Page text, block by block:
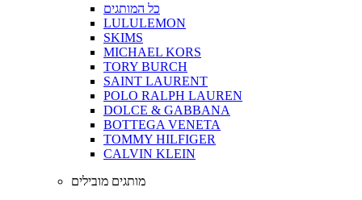
כל המותגים
LULULEMON
SKIMS
MICHAEL KORS
TORY BURCH
SAINT LAURENT
POLO RALPH LAUREN
DOLCE & GABBANA
BOTTEGA VENETA
TOMMY HILFIGER
CALVIN KLEIN
מותגים מובילים